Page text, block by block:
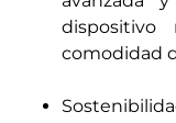
comodidad